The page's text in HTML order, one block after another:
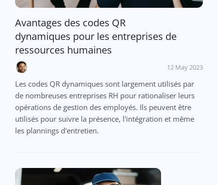
Avantages des codes QR
dynamiques pour les entreprises de
ressources humaines
12 May 2023
Les codes QR dynamiques sont largement utilisés par
de nombreuses entreprises RH pour rationaliser leurs
opérations de gestion des employés. Ils peuvent être
utilisés pour suivre la présence, l'intégration et même
les plannings d'entretien.